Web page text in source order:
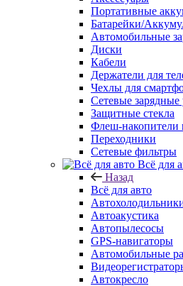
Портативные
Батарейки/
Автомобильные
Диски
Кабели
Держатели для
Чехлы для
Сетевые
Защитные стекла
Флеш-накопители
Переходники
Сетевые фильтры
Всё для
Назад
Всё для авто
Автоакустика
Автопылесосы
GPS-навигаторы
Автомобильные
Автокресло